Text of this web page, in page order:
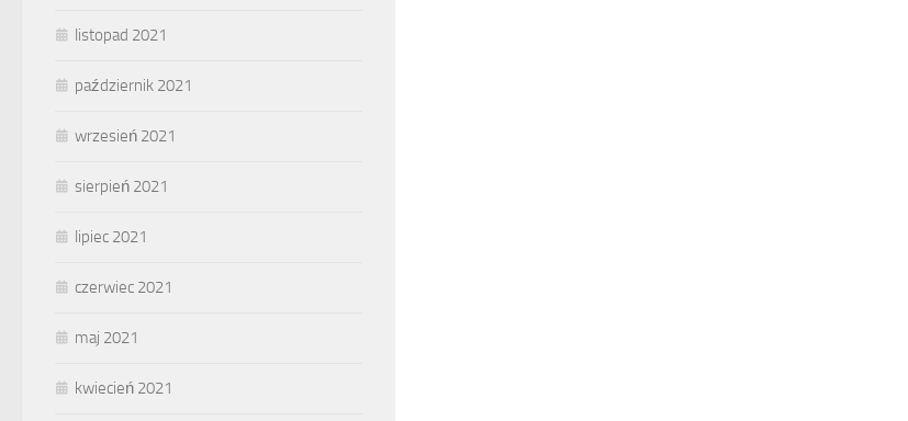
listopad 2021
październik 2021
wrzesień 2021
sierpień 2021
lipiec 2021
czerwiec 2021
maj 2021
kwiecień 2021